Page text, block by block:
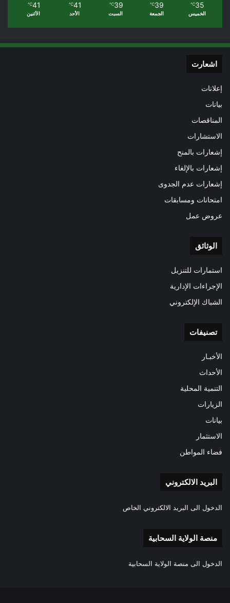
35
℃
الخميس
39
℃
الجمعة
39
℃
السبت
41
℃
الأحد
41
℃
الأثنين
اشعارت
إعلانات
بيانات
المناقصات
الاستشارات
إشعارات بالمنح
إشعارات بالإلغاء
إشعارات عدم الجدوى
امتحانات ومسابقات
عروض عمل
الوثائق
استمارات للتنزيل
الإجراءات الإدارية
الشباك الإلكتروني
تصنيفات
الأخبـار
الأحداث
التنمية المحلية
الزيارات
بيانات
الاستثمار
فضاء المواطن
البريد الالكتروني
الدخول الى البريد الالكتروني الخاص
منصة الولاية السحابية
الدخول الى منصة الولاية السحابية